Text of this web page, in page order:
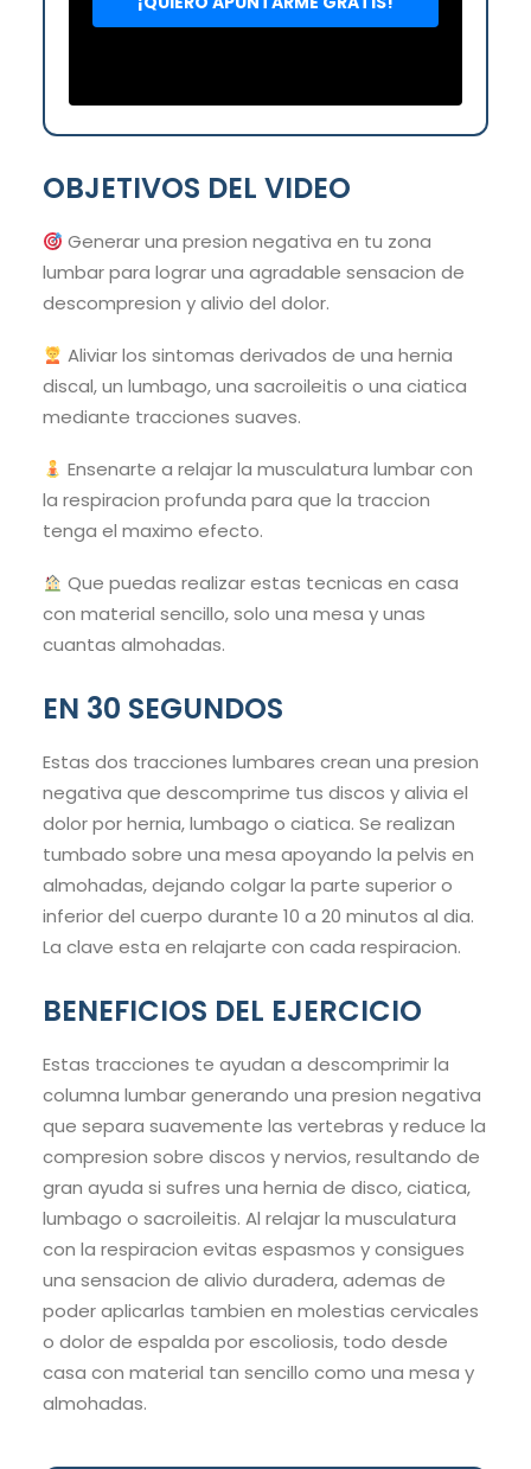
OBJETIVOS DEL VIDEO
Generar una presion negativa en tu zona
lumbar para lograr una agradable sensacion de
descompresion y alivio del dolor.
Aliviar los sintomas derivados de una hernia
discal, un lumbago, una sacroileitis o una ciatica
mediante tracciones suaves.
Ensenarte a relajar la musculatura lumbar con
la respiracion profunda para que la traccion
tenga el maximo efecto.
Que puedas realizar estas tecnicas en casa
con material sencillo, solo una mesa y unas
cuantas almohadas.
EN 30 SEGUNDOS
Estas dos tracciones lumbares crean una presion
negativa que descomprime tus discos y alivia el
dolor por hernia, lumbago o ciatica. Se realizan
tumbado sobre una mesa apoyando la pelvis en
almohadas, dejando colgar la parte superior o
inferior del cuerpo durante 10 a 20 minutos al dia.
La clave esta en relajarte con cada respiracion.
BENEFICIOS DEL EJERCICIO
Estas tracciones te ayudan a descomprimir la
columna lumbar generando una presion negativa
que separa suavemente las vertebras y reduce la
compresion sobre discos y nervios, resultando de
gran ayuda si sufres una hernia de disco, ciatica,
lumbago o sacroileitis. Al relajar la musculatura
con la respiracion evitas espasmos y consigues
una sensacion de alivio duradera, ademas de
poder aplicarlas tambien en molestias cervicales
o dolor de espalda por escoliosis, todo desde
casa con material tan sencillo como una mesa y
almohadas.